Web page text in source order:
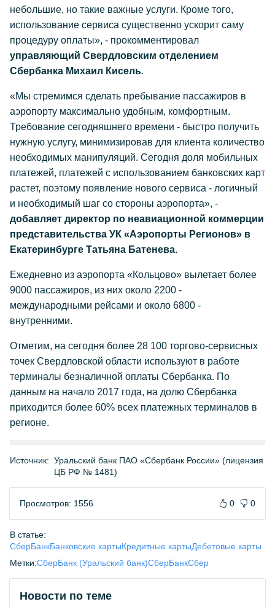
небольшие, но такие важные услуги. Кроме того,
использование сервиса существенно ускорит саму
процедуру оплаты», - прокомментировал
управляющий Свердловским отделением
Сбербанка Михаил Кисель.
«Мы стремимся сделать пребывание пассажиров в
аэропорту максимально удобным, комфортным.
Требование сегодняшнего времени - быстро получить
нужную услугу, минимизировав для клиента количество
необходимых манипуляций. Сегодня доля мобильных
платежей, платежей с использованием банковских карт
растет, поэтому появление нового сервиса - логичный
и необходимый шаг со стороны аэропорта», -
добавляет директор по неавиационной коммерции
представительства УК «Аэропорты Регионов» в
Екатеринбурге Татьяна Батенева.
Ежедневно из аэропорта «Кольцово» вылетает более
9000 пассажиров, из них около 2200 -
международными рейсами и около 6800 -
внутренними.
Отметим, на сегодня более 28 100 торгово-сервисных
точек Свердловской области используют в работе
терминалы безналичной оплаты Сбербанка. По
данным на начало 2017 года, на долю Сбербанка
приходится более 60% всех платежных терминалов в
регионе.
Источник: Уральский банк ПАО «Сбербанк России» (лицензия
ЦБ РФ № 1481)
Просмотров: 1556 0 0
В статье:
СберБанкБанковские картыКредитные картыДебетовые карты
Метки:СберБанк (Уральский банк)СберБанкСбер
Новости по теме